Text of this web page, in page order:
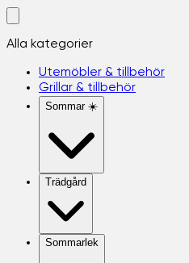
Alla kategorier
Utemöbler & tillbehör
Grillar & tillbehör
Sommar ☀️
Trädgård
Sommarlek